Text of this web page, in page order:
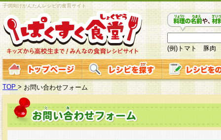
子供向けかんたんレシピの食育サイト
(例)トマト 豚肉
TOP > お問い合わせフォーム